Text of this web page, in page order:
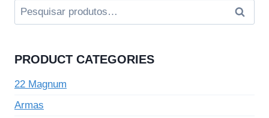
Pesquisar
por:
PRODUCT CATEGORIES
22 Magnum
Armas